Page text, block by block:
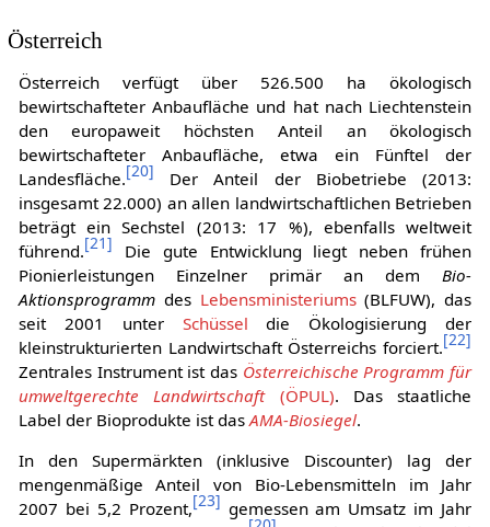
Österreich
Österreich verfügt über 526.500 ha ökologisch
bewirtschafteter Anbaufläche und hat nach Liechtenstein
den europaweit höchsten Anteil an ökologisch
bewirtschafteter Anbaufläche, etwa ein Fünftel der
Landesfläche.[20] Der Anteil der Biobetriebe (2013:
insgesamt 22.000) an allen landwirtschaftlichen Betrieben
beträgt ein Sechstel (2013: 17 %), ebenfalls weltweit
führend.[21] Die gute Entwicklung liegt neben frühen
Pionierleistungen Einzelner primär an dem Bio-
Aktionsprogrammdes Lebensministeriums(BLFUW), das
seit 2001 unter Schüssel die Ökologisierung der
kleinstrukturierten Landwirtschaft Österreichs forciert.[22]
Zentrales Instrument ist das Österreichische Programm für
umweltgerechte Landwirtschaft(ÖPUL). Das staatliche
Label der Bioprodukte ist das AMA-Biosiegel.
In den Supermärkten (inklusive Discounter) lag der
mengenmäßige Anteil von Bio-Lebensmitteln im Jahr
2007 bei 5,2 Prozent,[23] gemessen am Umsatz im Jahr